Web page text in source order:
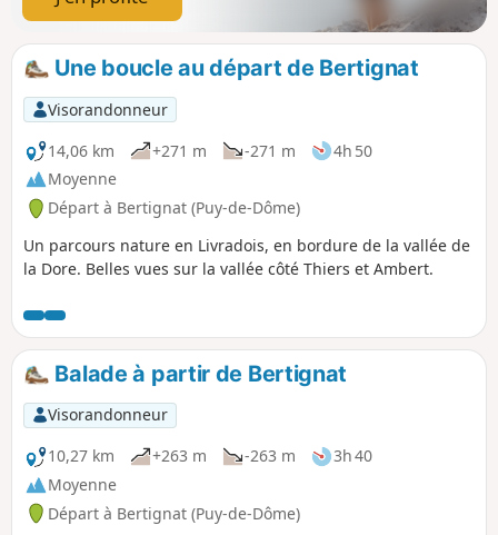
Une boucle au départ de Bertignat
Visorandonneur
14,06 km
+271 m -271 m
4h 50
Moyenne
Départ à Bertignat (Puy-de-Dôme)
Un parcours nature en Livradois, en bordure de la vallée de
la Dore. Belles vues sur la vallée côté Thiers et Ambert.
Balade à partir de Bertignat
Visorandonneur
10,27 km
+263 m -263 m
3h 40
Moyenne
Départ à Bertignat (Puy-de-Dôme)